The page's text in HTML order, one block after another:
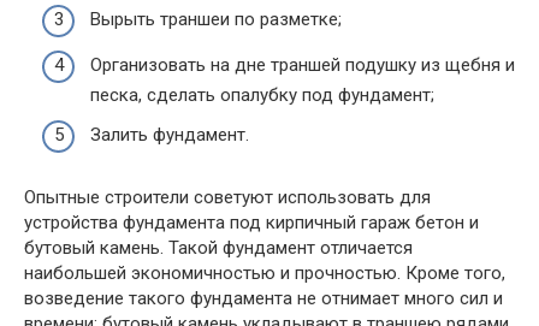
Вырыть траншеи по разметке;
Организовать на дне траншей подушку из щебня и
песка, сделать опалубку под фундамент;
Залить фундамент.
Опытные строители советуют использовать для
устройства фундамента под кирпичный гараж бетон и
бутовый камень. Такой фундамент отличается
наибольшей экономичностью и прочностью. Кроме того,
возведение такого фундамента не отнимает много сил и